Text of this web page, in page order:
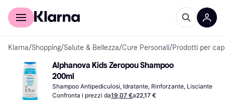
Per il tuo shopping
Klarna/Shopping/Salute & Bellezza/Cure Personali/Prodotti per
Alphanova Kids Zeropou Shampoo
200ml
Shampoo Antipediculosi, Idratante, Rinforzante, Lisciante
Confronta i prezzi da19,07 €a22,17 €